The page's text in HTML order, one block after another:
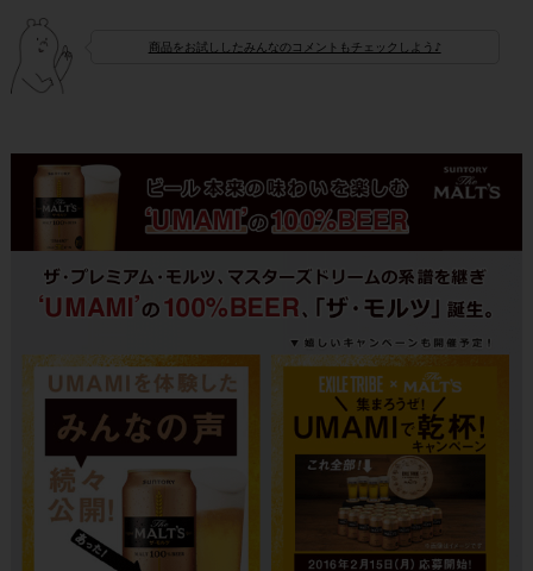
商品をお試ししたみんなのコメントもチェックしよう♪